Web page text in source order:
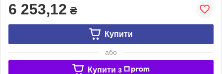
6 253,12 ₴
Купити
або
Купити з